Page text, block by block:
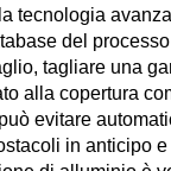
la tecnologia
del
tagliare una
alla copertura
evitare
in anticipo